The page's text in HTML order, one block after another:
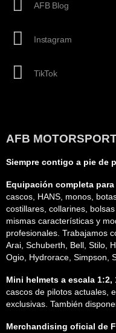
AFB Blog
Instagram
TikTok
AFB
Siempre contigo a pie de
Equipación completa
cascos, HANS, monos,
costillares, collarines,
mismas características y
profesionales. Trabajamos
Arai, Schuberth, Bell, Stilo,
Ogio, Hydrorace, Simpson,
Mini helmets a escala 1:2,
cascos de pilotos actuales,
exclusivas. También
Merchandising oficial de